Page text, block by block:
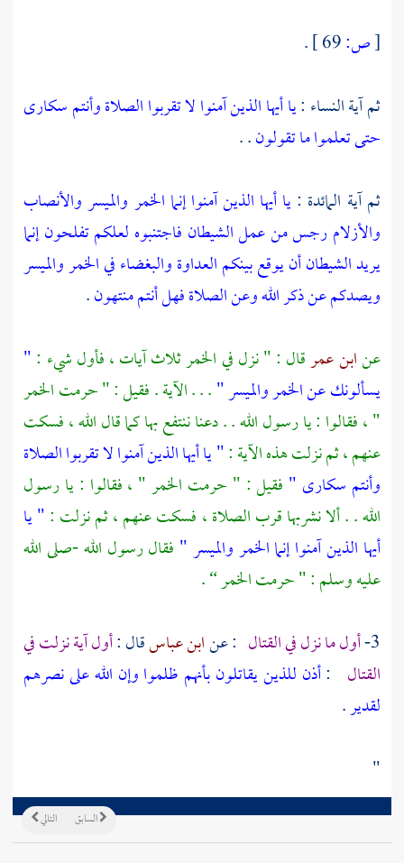
[ص:
.
ثم آية النساء :يا أيها الذين آمنوا لا تقربوا الصلاة وأنتم سكارى
حتى تعلموا ما تقولون. .
ثم آية المائدة :يا أيها الذين آمنوا إنما الخمر والميسر والأنصاب
والأزلام رجس من عمل الشيطان فاجتنبوه لعلكم تفلحونإنما
يريد الشيطان أن يوقع بينكم العداوة والبغضاء في الخمر والميسر
ويصدكم عن ذكر الله وعن الصلاة فهل أنتم منتهون.
عنابن عمرقال : " نزل في الخمر ثلاث آيات ، فأول شيء :"
يسألونك عن الخمر والميسر ". . . الآية . فقيل : " حرمت الخمر
" ، فقالوا : يا رسول الله . . دعنا ننتفع بها كما قال الله ، فسكت
عنهم ، ثم نزلت هذه الآية :" يا أيها الذين آمنوا لا تقربوا الصلاة
وأنتم سكارى " فقيل : " حرمت الخمر " ، فقالوا : يا رسول
الله . . ألا نشربها قرب الصلاة ، فسكت عنهم ، ثم نزلت :" يا
أيها الذين آمنوا إنما الخمر والميسر " فقال رسول الله -صلى الله
عليه وسلم : " حرمت الخمر “ .
3- أول ما نزل في القتال : عنابن عباسقال :أول آية نزلت في
القتال :أذن للذين يقاتلون بأنهم ظلموا وإن الله على نصرهم
لقدير.
"
التالي السابق